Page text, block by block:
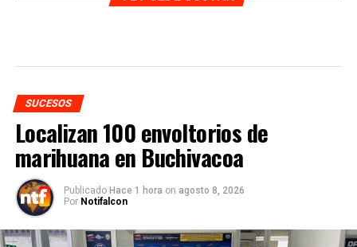
SUCESOS
Localizan 100 envoltorios de
marihuana en Buchivacoa
Publicado Hace 1 hora on agosto 8, 2026
Por Notifalcon